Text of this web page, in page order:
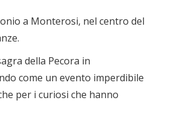
a Monterosi, nel centro del
della Pecora in
come un evento imperdibile
per i curiosi che hanno